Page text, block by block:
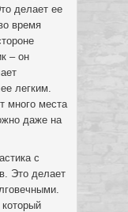
делает ее
время
– он
легким.
много места
даже на
с
Это делает